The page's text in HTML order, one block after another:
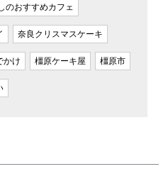
のおすすめカフェ
奈良クリスマスケーキ
かけ 橿原ケーキ屋 橿原市